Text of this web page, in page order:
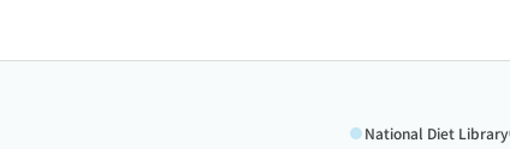
National Diet Library